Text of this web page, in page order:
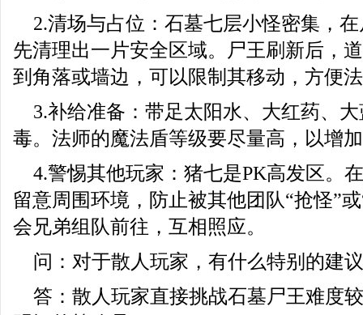
2.清场与占位：石墓七层小怪密集，
先清理出一片安全区域。尸王刷新后，
到角落或墙边，可以限制其移动，方便
3.补给准备：带足太阳水、大红药、
毒。法师的魔法盾等级要尽量高，以增
4.警惕其他玩家：猪七是PK高发区。
留意周围环境，防止被其他团队“抢怪”
会兄弟组队前往，互相照应。
问：对于散人玩家，有什么特别的建
答：散人玩家直接挑战石墓尸王难度